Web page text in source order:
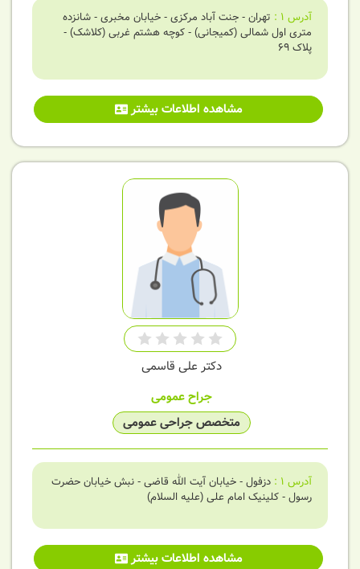
آدرس 1
: تهران - جنت آباد مرکزی - خیابان مخبری - شانزده
متری اول شمالی (کمیجانی) - کوچه هشتم غربی (کلاشک) -
پلاک 69
مشاهده اطلاعات بیشتر
دکتر علی قاسمی
جراح عمومی
متخصص جراحی عمومی
آدرس 1
: دزفول - خیابان آیت الله قاضی - نبش خیابان حضرت
رسول - کلینیک امام علی (علیه السلام)
مشاهده اطلاعات بیشتر